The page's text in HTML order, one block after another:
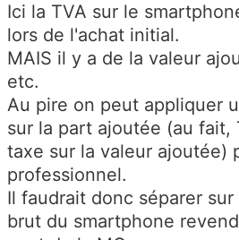
Ici la TVA sur le
lors de l'achat initial.
MAIS il y a de la valeur
etc.
Au pire on peut appliquer
sur la part ajoutée (au fait,
taxe sur la valeur ajoutée)
professionnel.
Il faudrait donc séparer
brut du smartphone